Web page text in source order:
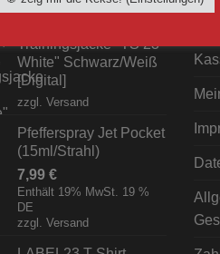
Trainingsjacke "TS 23
White" Schwarz/Weiß
[Digital]
zzgl. Versand
Pfefferspray Jet Pocket
(15ml/Strahl)
7,99 €
Enthält 19% MwSt. 19 %
DE
zzgl. Versand